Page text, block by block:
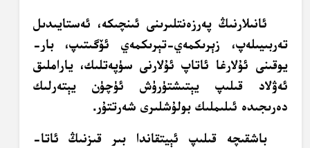
ئانىلارنىڭ پەرزەنتلىرىنى ئىنچىكە، ئەستايىدىل
تەربىيىلەپ، زېرىكمەي-تېرىكمەي ئۆگىتىپ، بار-
يوقىنى ئۇلارغا ئاتاپ ئۇلارنى سۈپەتلىك، ياراملىق
ئەۋلاد قىلىپ يېتىشتۈرۈش ئۈچۈن يېتەرلىك
دەرىجىدە ئىلىملىك بولۇشلىرى شەرتتۇر.
باشقىچە قىلىپ ئېيتقاندا بىر قىزنىڭ ئاتا-